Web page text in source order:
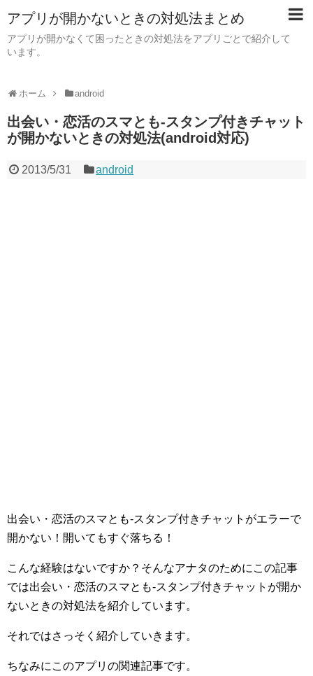
アプリが開かないときの対処法まとめ
アプリが開かなくて困ったときの対処法をアプリごとで紹介して
います。
ホーム android
出会い・恋活のスマとも-スタンプ付きチャット
が開かないときの対処法(android対応)
2013/5/31 android
出会い・恋活のスマとも-スタンプ付きチャットがエラーで
開かない！開いてもすぐ落ちる！
こんな経験はないですか？そんなアナタのためにこの記事
では出会い・恋活のスマとも-スタンプ付きチャットが開か
ないときの対処法を紹介しています。
それではさっそく紹介していきます。
ちなみにこのアプリの関連記事です。